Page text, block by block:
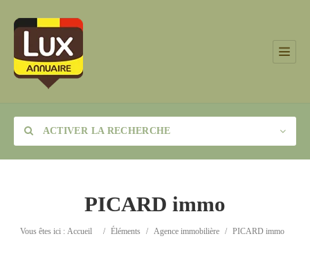
ACTIVER LA RECHERCHE
Catégorie
PICARD immo
Vous êtes ici : Accueil / Éléments / Agence immobilière / PICARD immo